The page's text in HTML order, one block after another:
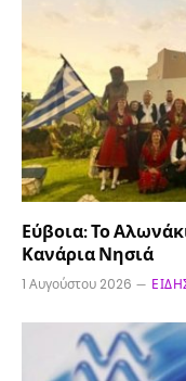
Εύβοια: Το
Κανάρια Νησιά
1 Αυγούστου 2026